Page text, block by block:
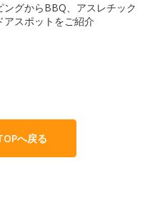
ングからBBQ、アスレチック
アスポットをご紹介
へ戻る